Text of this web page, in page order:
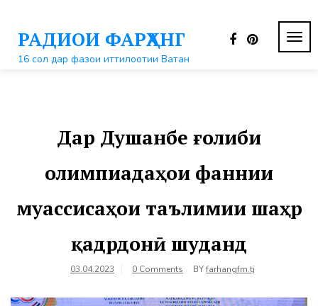
контентуРАДИОИ ФАРҲАНГ
16 сол дар фазои иттилоотии Ватан
Дар Душанбе ғолиби
олимпиадаҳои фаннии
муассисаҳои таълимии шаҳр
қадрдонӣ шуданд
03.04.2023 0 Comments BYfarhangfm.tj